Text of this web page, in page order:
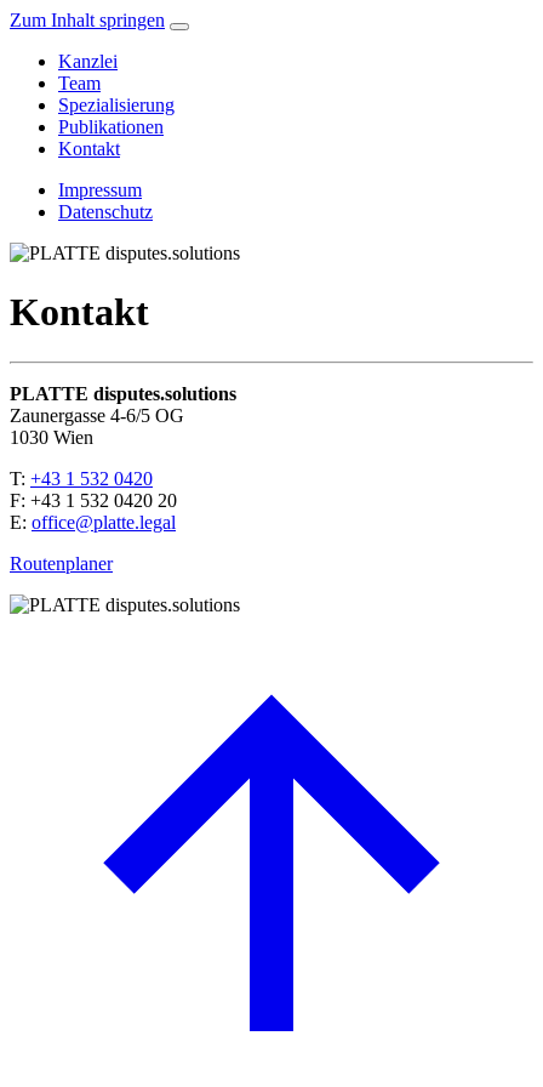
Zum Inhalt springen
Kanzlei
Team
Spezialisierung
Publikationen
Kontakt
Impressum
Datenschutz
Kontakt
PLATTE disputes.solutions
Zaunergasse 4-6/5 OG
1030 Wien
T: +43 1 532 0420
F: +43 1 532 0420 20
E: office@platte.legal
Routenplaner